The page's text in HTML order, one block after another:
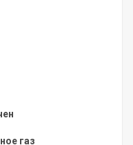
газ